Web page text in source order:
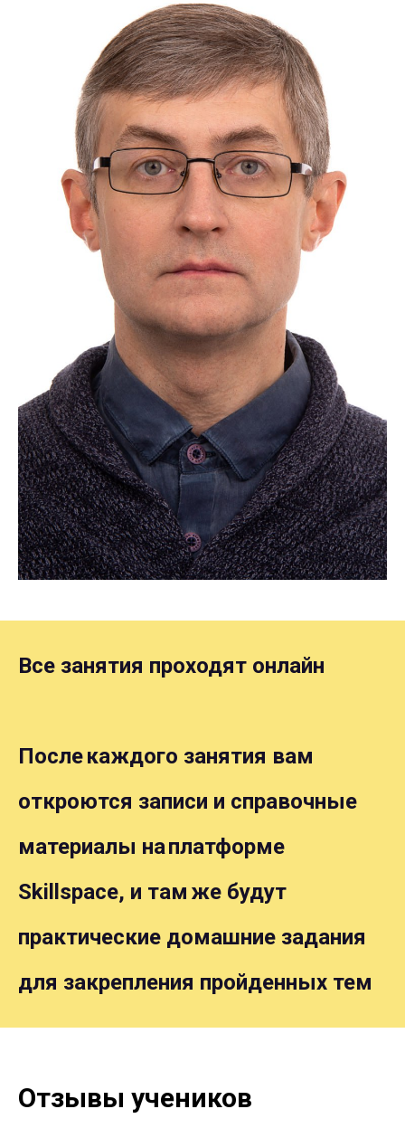
Все занятия проходят онлайн
После каждого занятия вам
откроются записи и справочные
материалы на платформе
Skillspace, и там же будут
практические домашние задания
для закрепления пройденных тем
Отзывы учеников